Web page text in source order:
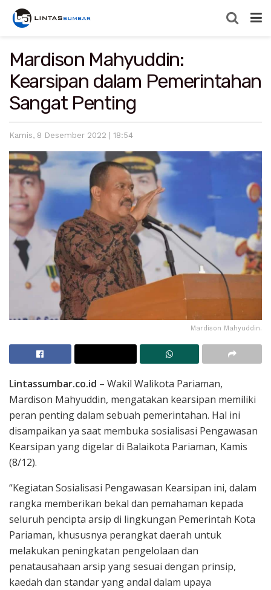
Mardison Mahyuddin:
Kearsipan dalam Pemerintahan
Sangat Penting
Kamis, 8 Desember 2022 | 18:54
Mardison Mahyuddin.
Lintassumbar.co.id – Wakil Walikota Pariaman,
Mardison Mahyuddin, mengatakan kearsipan memiliki
peran penting dalam sebuah pemerintahan. Hal ini
disampaikan ya saat membuka sosialisasi Pengawasan
Kearsipan yang digelar di Balaikota Pariaman, Kamis
(8/12).
“Kegiatan Sosialisasi Pengawasan Kearsipan ini, dalam
rangka memberikan bekal dan pemahaman kepada
seluruh pencipta arsip di lingkungan Pemerintah Kota
Pariaman, khususnya perangkat daerah untuk
melakukan peningkatan pengelolaan dan
penatausahaan arsip yang sesuai dengan prinsip,
kaedah dan standar yang andal dalam upaya